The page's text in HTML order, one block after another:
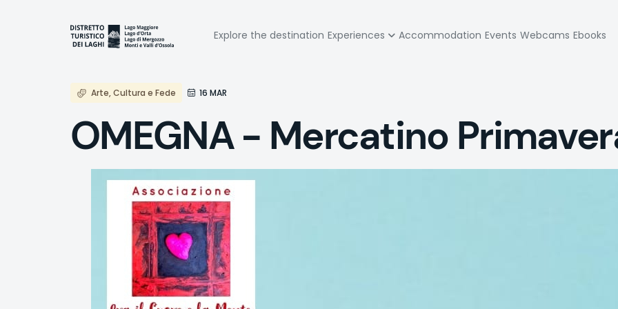
Navigazione
principale
Explore the destination Experiences Accommodation Events Webcams Ebooks
Arte, Cultura e Fede 16 MAR
OMEGNA - Mercatino